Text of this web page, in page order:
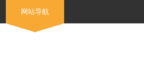
网站导航